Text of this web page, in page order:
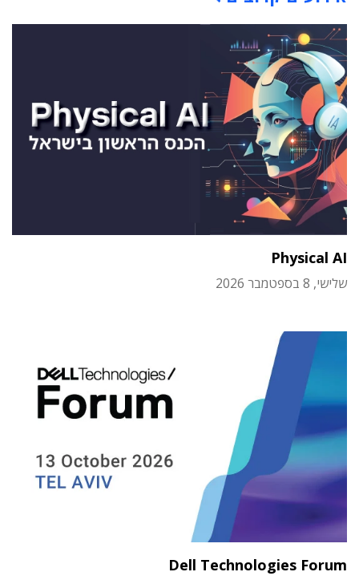
Physical AI
שלישי, 8 בספטמבר 2026
Dell Technologies Forum